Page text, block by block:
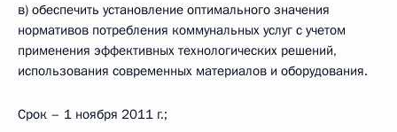
в) обеспечить установление оптимального значения
нормативов потребления коммунальных услуг с учетом
применения эффективных технологических решений,
использования современных материалов и оборудования.
Срок – 1 ноября 2011 г.;